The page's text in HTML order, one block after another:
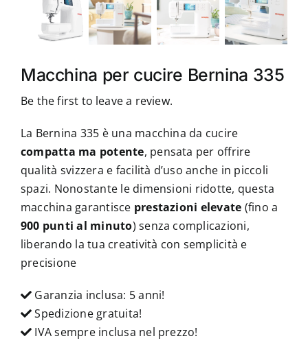
Contatti
Macchina per cucire Bernina 335
Be the first to leave a review.
La Bernina 335 è una macchina da cucire
compatta ma potente, pensata per offrire
qualità svizzera e facilità d’uso anche in piccoli
spazi. Nonostante le dimensioni ridotte, questa
macchina garantisce prestazioni elevate (fino a
900 punti al minuto) senza complicazioni,
liberando la tua creatività con semplicità e
precisione
Garanzia inclusa: 5 anni!
Spedizione gratuita!
IVA sempre inclusa nel prezzo!